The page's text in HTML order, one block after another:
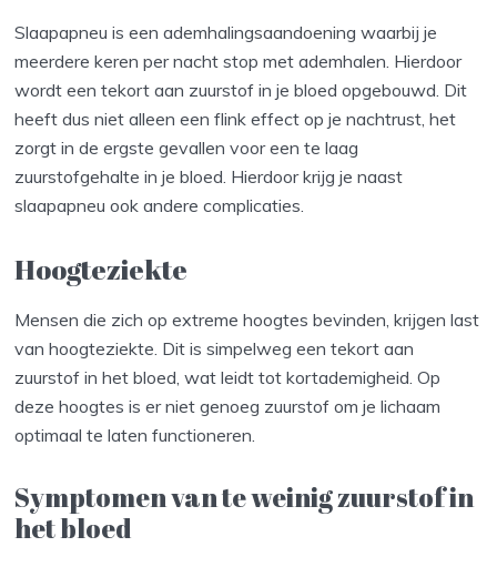
Slaapapneu is een ademhalingsaandoening waarbij je
meerdere keren per nacht stop met ademhalen. Hierdoor
wordt een tekort aan zuurstof in je bloed opgebouwd. Dit
heeft dus niet alleen een flink effect op je nachtrust, het
zorgt in de ergste gevallen voor een te laag
zuurstofgehalte in je bloed. Hierdoor krijg je naast
slaapapneu ook andere complicaties.
Hoogteziekte
Mensen die zich op extreme hoogtes bevinden, krijgen last
van hoogteziekte. Dit is simpelweg een tekort aan
zuurstof in het bloed, wat leidt tot kortademigheid. Op
deze hoogtes is er niet genoeg zuurstof om je lichaam
optimaal te laten functioneren.
Symptomen van te weinig zuurstof in
het bloed